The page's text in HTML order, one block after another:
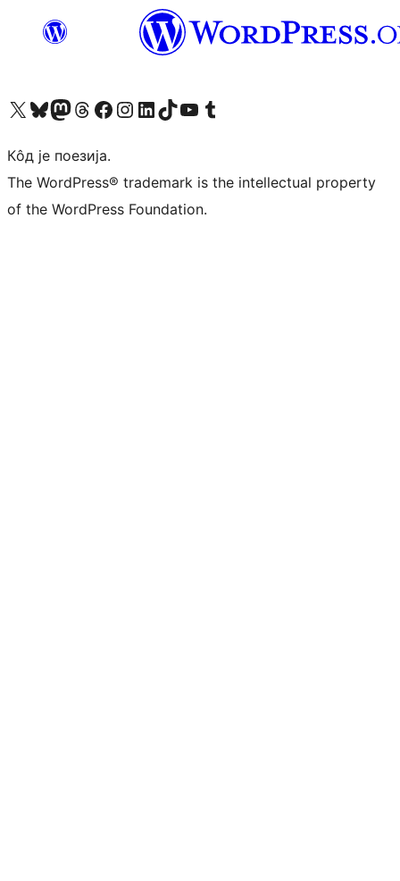
Visit our X (formerly Twitter) account
Посетите наш Bluesky налог
Visit our Mastodon account
Посетите наш налог на Threads-у Visit our Facebook page
Посетите наш Инстаграм налог
Visit our LinkedIn account
Посетите наш TikTok налог
Visit our YouTube channel
Посетите наш Tumblr налог
Кôд је поезија.
The WordPress® trademark is the intellectual property
of the WordPress Foundation.